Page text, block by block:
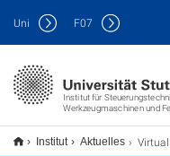
Institut für
Werkzeugmaschinen und
Uni F07
Institut Aktuelles Virtualisierung für